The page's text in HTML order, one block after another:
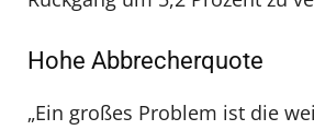
Hohe Abbrecherquote
„Ein großes Problem ist die